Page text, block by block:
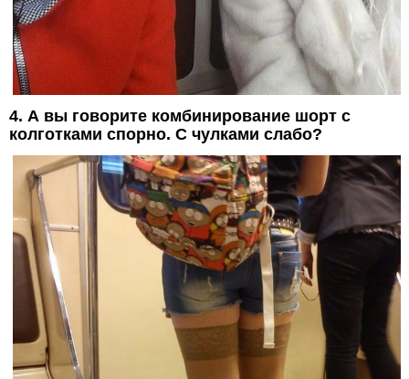
4. А вы говорите комбинирование шорт с
колготками спорно. С чулками слабо?